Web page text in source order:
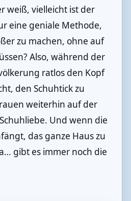
weiß, vielleicht ist der
eine geniale Methode,
zu machen, ohne auf
Also, während der
ratlos den Kopf
den Schuhtick zu
weiterhin auf der
Und wenn die
das ganze Haus zu
gibt es immer noch die